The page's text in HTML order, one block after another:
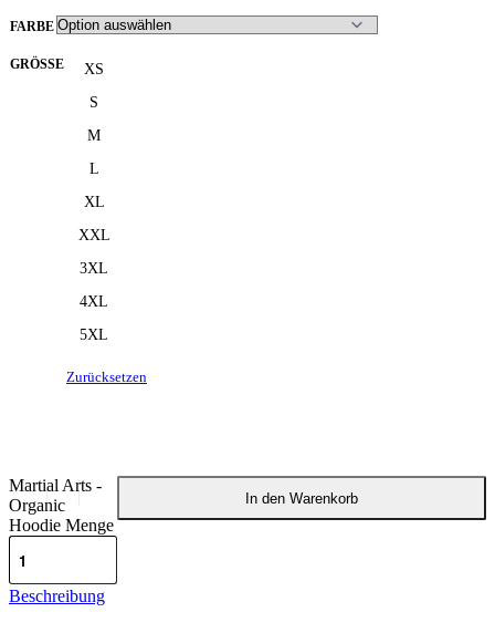
FARBE
GRÖSSE
XS
S
M
L
XL
XXL
3XL
4XL
5XL
Zurücksetzen
Martial Arts -
Organic
Hoodie Menge
In den Warenkorb
Beschreibung